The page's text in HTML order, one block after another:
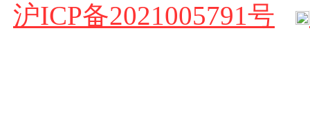
沪ICP备2021005791号